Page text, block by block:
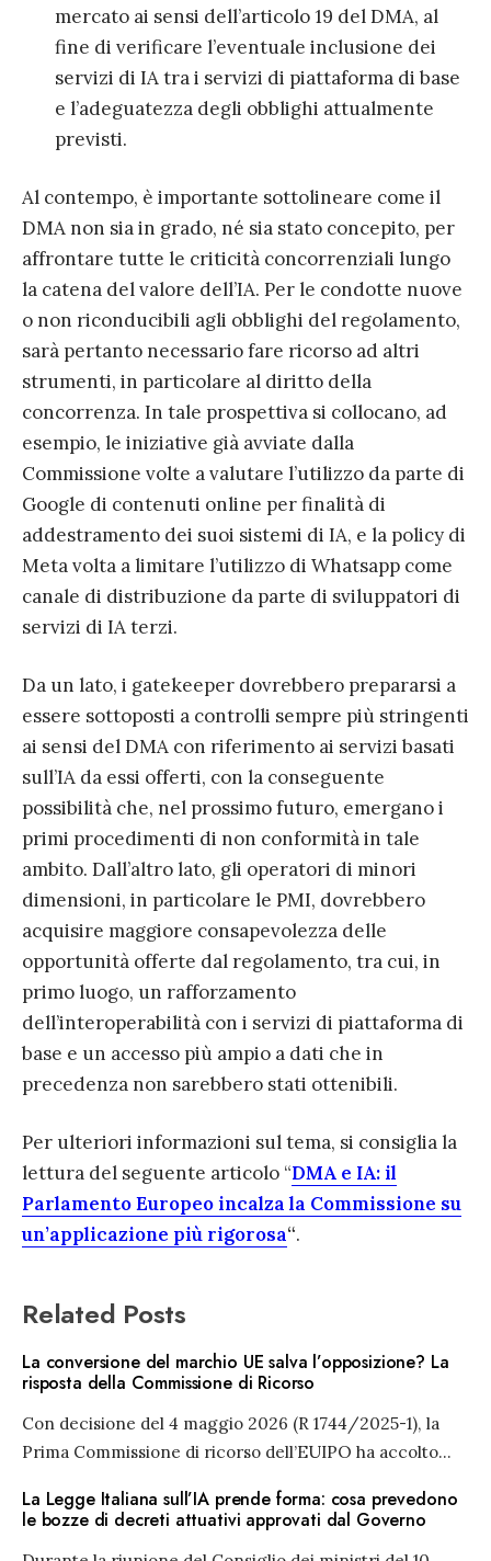
mercato ai sensi dell’articolo 19 del DMA, al
fine di verificare l’eventuale inclusione dei
servizi di IA tra i servizi di piattaforma di base
e l’adeguatezza degli obblighi attualmente
previsti.
Al contempo, è importante sottolineare come il
DMA non sia in grado, né sia stato concepito, per
affrontare tutte le criticità concorrenziali lungo
la catena del valore dell’IA. Per le condotte nuove
o non riconducibili agli obblighi del regolamento,
sarà pertanto necessario fare ricorso ad altri
strumenti, in particolare al diritto della
concorrenza. In tale prospettiva si collocano, ad
esempio, le iniziative già avviate dalla
Commissione volte a valutare l’utilizzo da parte di
Google di contenuti online per finalità di
addestramento dei suoi sistemi di IA, e la policy di
Meta volta a limitare l’utilizzo di Whatsapp come
canale di distribuzione da parte di sviluppatori di
servizi di IA terzi.
Da un lato, i gatekeeper dovrebbero prepararsi a
essere sottoposti a controlli sempre più stringenti
ai sensi del DMA con riferimento ai servizi basati
sull’IA da essi offerti, con la conseguente
possibilità che, nel prossimo futuro, emergano i
primi procedimenti di non conformità in tale
ambito. Dall’altro lato, gli operatori di minori
dimensioni, in particolare le PMI, dovrebbero
acquisire maggiore consapevolezza delle
opportunità offerte dal regolamento, tra cui, in
primo luogo, un rafforzamento
dell’interoperabilità con i servizi di piattaforma di
base e un accesso più ampio a dati che in
precedenza non sarebbero stati ottenibili.
Per ulteriori informazioni sul tema, si consiglia la
lettura del seguente articolo “DMA e IA: il
Parlamento Europeo incalza la Commissione su
un’applicazione più rigorosa“.
Related Posts
La conversione del marchio UE salva l’opposizione? La
risposta della Commissione di Ricorso
Con decisione del 4 maggio 2026 (R 1744/2025-1), la
Prima Commissione di ricorso dell’EUIPO ha accolto...
La Legge Italiana sull’IA prende forma: cosa prevedono
le bozze di decreti attuativi approvati dal Governo